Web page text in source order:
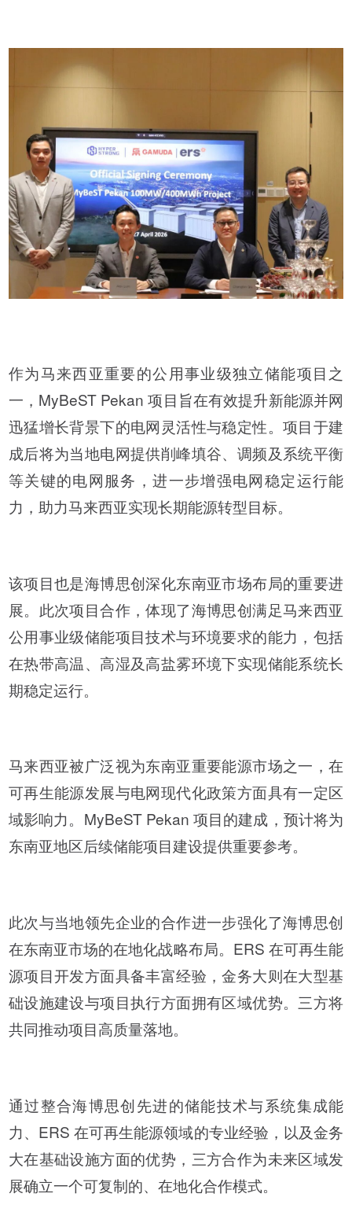
作为马来西亚重要的公用事业级独立储能项目之
一，MyBeST Pekan 项目旨在有效提升新能源并网
迅猛增长背景下的电网灵活性与稳定性。项目于建
成后将为当地电网提供削峰填谷、调频及系统平衡
等关键的电网服务，进一步增强电网稳定运行能
力，助力马来西亚实现长期能源转型目标。
该项目也是海博思创深化东南亚市场布局的重要进
展。此次项目合作，体现了海博思创满足马来西亚
公用事业级储能项目技术与环境要求的能力，包括
在热带高温、高湿及高盐雾环境下实现储能系统长
期稳定运行。
马来西亚被广泛视为东南亚重要能源市场之一，在
可再生能源发展与电网现代化政策方面具有一定区
域影响力。MyBeST Pekan 项目的建成，预计将为
东南亚地区后续储能项目建设提供重要参考。
此次与当地领先企业的合作进一步强化了海博思创
在东南亚市场的在地化战略布局。ERS 在可再生能
源项目开发方面具备丰富经验，金务大则在大型基
础设施建设与项目执行方面拥有区域优势。三方将
共同推动项目高质量落地。
通过整合海博思创先进的储能技术与系统集成能
力、ERS 在可再生能源领域的专业经验，以及金务
大在基础设施方面的优势，三方合作为未来区域发
展确立一个可复制的、在地化合作模式。